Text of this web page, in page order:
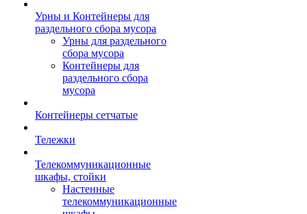
Урны и Контейнеры для
раздельного сбора мусора
Урны для раздельного
сбора мусора
Контейнеры для
раздельного сбора
мусора
Контейнеры сетчатые
Тележки
Телекоммуникационные
шкафы, стойки
Настенные
телекоммуникационные